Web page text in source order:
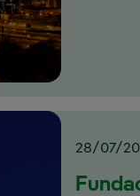
28/07/